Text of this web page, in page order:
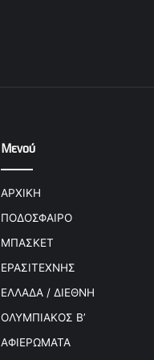
Μενού
ΑΡΧΙΚΗ
ΠΟΔΟΣΦΑΙΡΟ
ΜΠΑΣΚΕΤ
ΕΡΑΣΙΤΕΧΝΗΣ
ΕΛΛΑΔΑ / ΔΙΕΘΝΗ
ΟΛΥΜΠΙΑΚΟΣ Β’
ΑΦΙΕΡΩΜΑΤΑ